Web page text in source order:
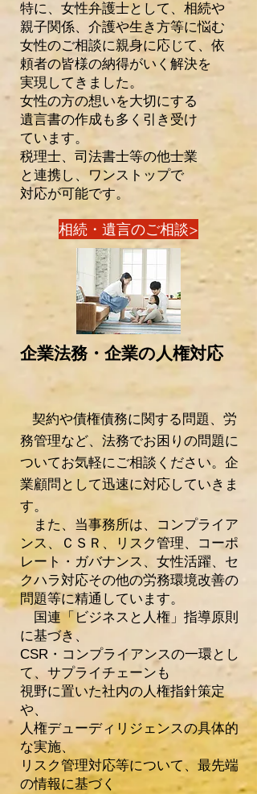
特に、女性弁護士として、相続や
親子関係、介護や生き方等に悩む
女性のご相談に親身に応じて、依
頼者の皆様の納得がいく解決を
実現してきました。
女性の方の想いを大切にする
遺言書の作成も多く引き受け
ています。
税理士、司法書士等の他士業
と連携し、
ワンストップで
対応が可能です。
相続・遺言のご相談>
企業法務・企業の人権対応
契約や債権債務に関する問題、労
務管理など、法務でお困りの問題に
ついてお気軽にご相談ください。 企
業顧問として迅速に対応していきま
す。
また、当事務所は、コンプライア
ンス、
ＣＳＲ、リスク管理、コーポ
レート・ガバナンス、女性活躍、セ
クハラ対応その他の労務環境改善の
問題等に精通しています。
国連「ビジネスと人権」指導原則
に基づき、
CSR・コンプライアンスの一環とし
て、サプライチェーンも
視野に置いた社内の人権指針策定
や、
人権デューディリジェンスの具体的
な実施、
リスク管理対応等について、最先端
の情報に基づく